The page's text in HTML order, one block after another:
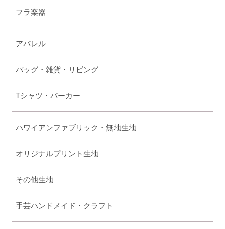
フラ楽器
アパレル
バッグ・雑貨・リビング
Tシャツ・パーカー
ハワイアンファブリック・無地生地
オリジナルプリント生地
その他生地
手芸ハンドメイド・クラフト